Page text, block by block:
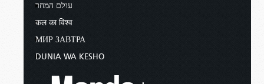
עולם המחר
कल का विश्व
МИР ЗАВТРА
DUNIA WA KESHO